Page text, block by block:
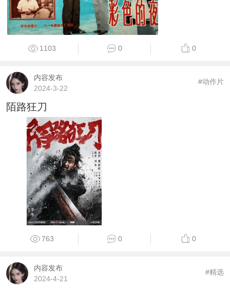
1103 0 0
内容发布
2024-3-22
#动作片
陌路狂刀
763 0 0
内容发布
2024-4-21
#精选